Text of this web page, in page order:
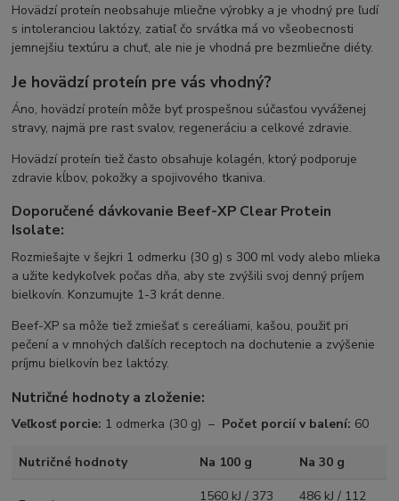
Hovädzí proteín neobsahuje mliečne výrobky a je vhodný pre ľudí
s intoleranciou laktózy, zatiaľ čo srvátka má vo všeobecnosti
jemnejšiu textúru a chuť, ale nie je vhodná pre bezmliečne diéty.
Je hovädzí proteín pre vás vhodný?
Áno, hovädzí proteín môže byť prospešnou súčasťou vyváženej
stravy, najmä pre rast svalov, regeneráciu a celkové zdravie.
Hovädzí proteín tiež často obsahuje kolagén, ktorý podporuje
zdravie kĺbov, pokožky a spojivového tkaniva.
Doporučené dávkovanie Beef-XP Clear Protein
Isolate:
Rozmiešajte v šejkri 1 odmerku (30 g) s 300 ml vody alebo mlieka
a užite kedykoľvek počas dňa, aby ste zvýšili svoj denný príjem
bielkovín. Konzumujte 1-3 krát denne.
Beef-XP sa môže tiež zmiešať s cereáliami, kašou, použiť pri
pečení a v mnohých ďalších receptoch na dochutenie a zvýšenie
príjmu bielkovín bez laktózy.
Nutričné hodnoty a zloženie:
Veľkosť porcie: 1 odmerka (30 g) – Počet porcií v balení: 60
Nutričné hodnoty Na 100 g Na 30 g
1560 kJ / 373 486 kJ / 112